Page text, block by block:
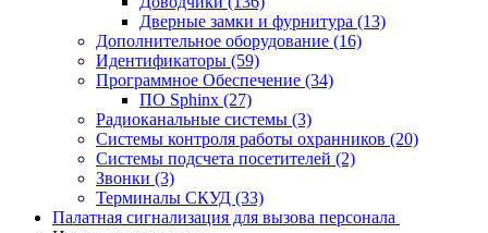
Дверные замки и фурнитура (13)
Дополнительное оборудование (16)
Идентификаторы (59)
Программное Обеспечение (34)
ПО Sphinx (27)
Радиоканальные системы (3)
Системы контроля работы охранников (20)
Системы подсчета посетителей (2)
Звонки (3)
Терминалы СКУД (33)
Палатная сигнализация для вызова персонала